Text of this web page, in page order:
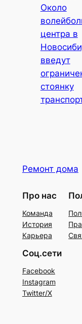
Около
центра в
введут
стоянку
Ремонт дома
Про нас
Команда
История
Карьера
Соц.сети
Facebook
Instagram
Twitter/X